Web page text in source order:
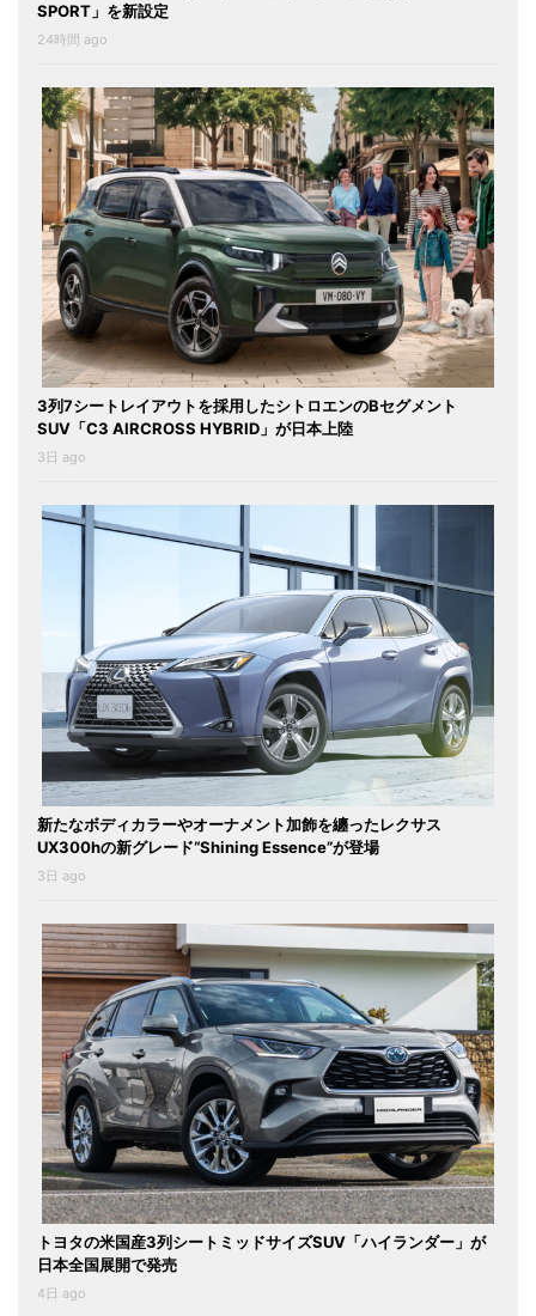
SPORT」を新設定
24時間 ago
3列7シートレイアウトを採用したシトロエンのBセグメント
SUV「C3 AIRCROSS HYBRID」が日本上陸
3日 ago
新たなボディカラーやオーナメント加飾を纏ったレクサス
UX300hの新グレード“Shining Essence”が登場
3日 ago
トヨタの米国産3列シートミッドサイズSUV「ハイランダー」が
日本全国展開で発売
4日 ago